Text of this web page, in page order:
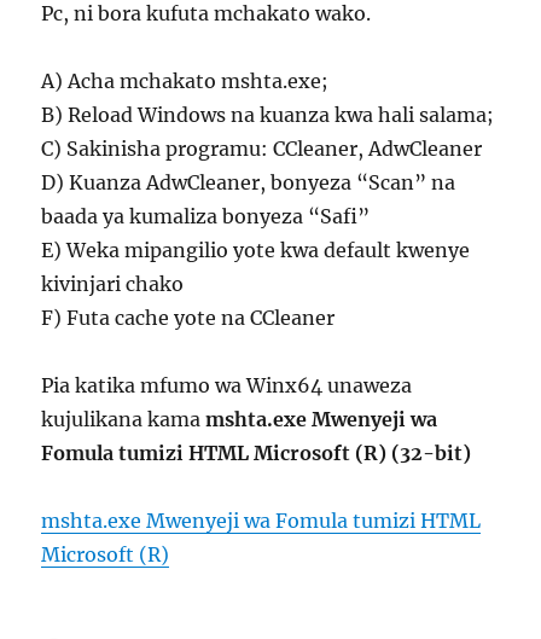
Pc, ni bora kufuta mchakato wako.
A) Acha mchakato mshta.exe;
B) Reload Windows na kuanza kwa hali salama;
C) Sakinisha programu: CCleaner, AdwCleaner
D) Kuanza AdwCleaner, bonyeza “Scan” na
baada ya kumaliza bonyeza “Safi”
E) Weka mipangilio yote kwa default kwenye
kivinjari chako
F) Futa cache yote na CCleaner
Pia katika mfumo wa Winx64 unaweza
kujulikana kamamshta.exe Mwenyeji wa
Fomula tumizi HTML Microsoft (R) (32-bit)
mshta.exe Mwenyeji wa Fomula tumizi HTML
Microsoft (R)